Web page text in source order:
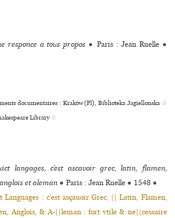
responce a tous propos ● Paris : Jean Ruelle ●
documentaires : Kraków (Pl), Biblioteka Jagiellonska ♢
Library ♢
langages, c’est ascavoir grec, latin, flamen,
et aleman ● Paris : Jean Ruelle ● 1548 ●
: c’est asçauoir Grec, || Latin, Flamen,
Anglois, & A-||leman : fort vtile & ne­||cessaire